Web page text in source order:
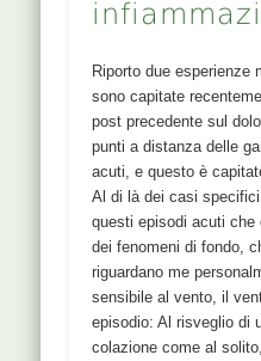
Riporto due esperienze
sono capitate
post precedente sul
punti a distanza delle
acuti, e questo è
Al di là dei casi
questi episodi acuti che
dei fenomeni di fondo,
riguardano me
sensibile al vento, il
episodio: Al risveglio di
colazione come al